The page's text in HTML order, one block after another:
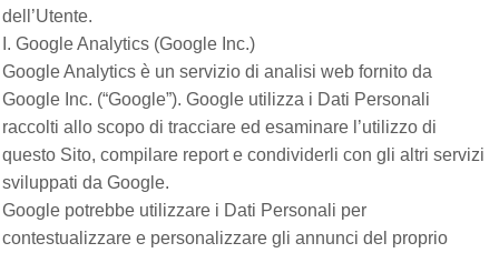
dell’Utente.
I. Google Analytics (Google Inc.)
Google Analytics è un servizio di analisi web fornito da
Google Inc. (“Google”). Google utilizza i Dati Personali
raccolti allo scopo di tracciare ed esaminare l’utilizzo di
questo Sito, compilare report e condividerli con gli altri servizi
sviluppati da Google.
Google potrebbe utilizzare i Dati Personali per
contestualizzare e personalizzare gli annunci del proprio